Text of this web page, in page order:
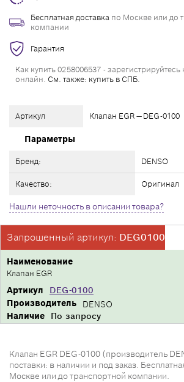
Артикул Клапан EGR — DEG-0100
Параметры
Бренд: DENSO
Качество: Оригинал
Нашли неточность в описании товара?
Бесплатная доставка по Москве или до
компании
Гарантия
Как купить 0258006537 -
онлайн. См. также: купить в СПБ.
Запрошенный артикул: DEG0100
Производитель DENSO
Артикул DEG-0100
Наименование
Клапан EGR
Наличие По запросу
Клапан EGR DEG-0100 (производитель
поставки: в наличии и под заказ.
Москве или до транспортной компании.